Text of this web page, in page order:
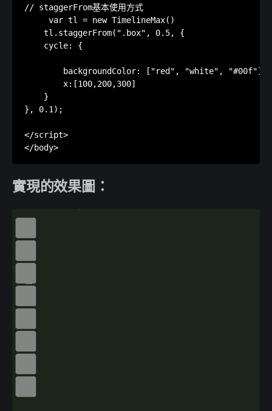
// staggerFrom基本使用方式
     var tl = new TimelineMax()
    tl.staggerFrom(".box", 0.5, {
    cycle: {
        backgroundColor: ["red", "white", "#00f"],
        x:[100,200,300]
    }
}, 0.1);
</script>
實現的效果圖：